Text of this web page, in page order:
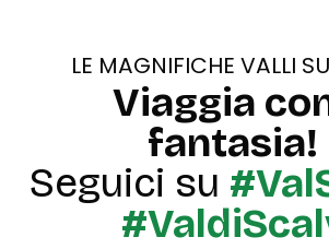
LE MAGNIFICHE VALLI
Viaggia
fantasia!
Seguici su